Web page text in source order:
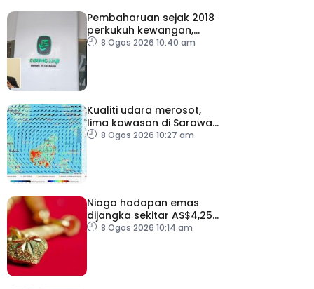
Pembaharuan sejak 2018
perkukuh kewangan,
tadbir urus TH – Pakar
8 Ogos 2026 10:40 am
Kualiti udara merosot,
lima kawasan di Sarawak
catat IPU tidak sihat
8 Ogos 2026 10:27 am
Niaga hadapan emas
dijangka sekitar AS$4,250
hingga AS$4,350 minggu
8 Ogos 2026 10:14 am